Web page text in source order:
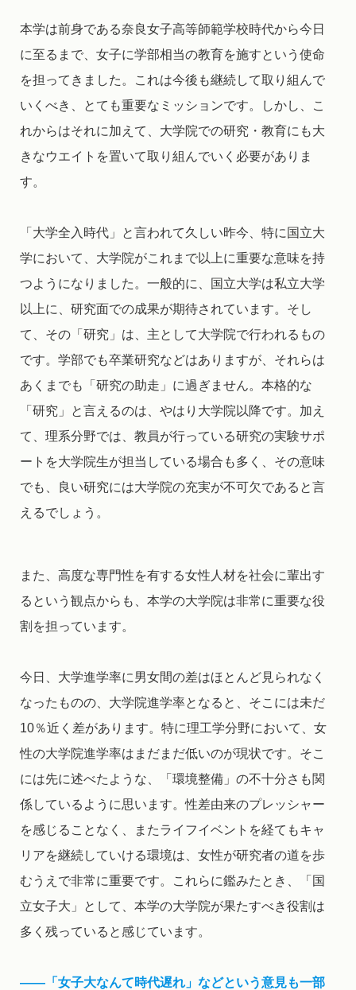
本学は前身である奈良女子高等師範学校時代から今日
に至るまで、女子に学部相当の教育を施すという使命
を担ってきました。これは今後も継続して取り組んで
いくべき、とても重要なミッションです。しかし、こ
れからはそれに加えて、大学院での研究・教育にも大
きなウエイトを置いて取り組んでいく必要がありま
す。
「大学全入時代」と言われて久しい昨今、特に国立大
学において、大学院がこれまで以上に重要な意味を持
つようになりました。一般的に、国立大学は私立大学
以上に、研究面での成果が期待されています。そし
て、その「研究」は、主として大学院で行われるもの
です。学部でも卒業研究などはありますが、それらは
あくまでも「研究の助走」に過ぎません。本格的な
「研究」と言えるのは、やはり大学院以降です。加え
て、理系分野では、教員が行っている研究の実験サポ
ートを大学院生が担当している場合も多く、その意味
でも、良い研究には大学院の充実が不可欠であると言
えるでしょう。
また、高度な専門性を有する女性人材を社会に輩出す
るという観点からも、本学の大学院は非常に重要な役
割を担っています。
今日、大学進学率に男女間の差はほとんど見られなく
なったものの、大学院進学率となると、そこには未だ
10％近く差があります。特に理工学分野において、女
性の大学院進学率はまだまだ低いのが現状です。そこ
には先に述べたような、「環境整備」の不十分さも関
係しているように思います。性差由来のプレッシャー
を感じることなく、またライフイベントを経てもキャ
リアを継続していける環境は、女性が研究者の道を歩
むうえで非常に重要です。これらに鑑みたとき、「国
立女子大」として、本学の大学院が果たすべき役割は
多く残っていると感じています。
――「女子大なんて時代遅れ」などという意見も一部